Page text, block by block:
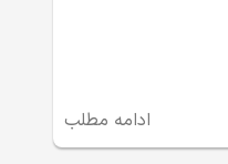
ادامه مطلب